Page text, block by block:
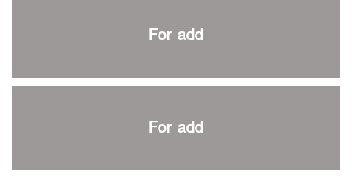
শান্ত-মুমিনুলদের ব্যাটে প্রথম দিন বাংলাদেশের
প্রচার বিমুখ এক ক্রীড়া অন্তপ্রাণ সংগঠক
For add
For add